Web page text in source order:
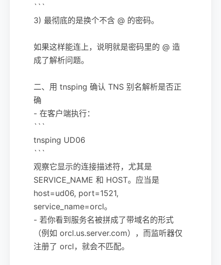
```
3) 最彻底的是换个不含 @ 的密码。
如果这样能连上，说明就是密码里的 @ 造
成了解析问题。
二、用 tnsping 确认 TNS 别名解析是否正
确
- 在客户端执行：
```
tnsping UD06
```
观察它显示的连接描述符，尤其是
SERVICE_NAME 和 HOST。应当是
host=ud06, port=1521,
service_name=orcl。
- 若你看到服务名被拼成了带域名的形式
（例如 orcl.us.server.com），而监听器仅
注册了 orcl，就会不匹配。